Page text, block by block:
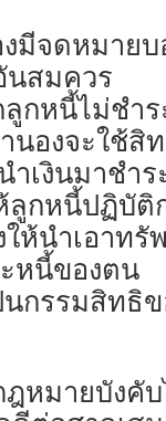
มายบอก
าอันสมคว
หนี้ไม่ชำร
นองจะใช้สิ
เงินมาชำ
ลูกหนี้ปฏิบั
นำเอาทรั
ะหนี้ของต
กรรมสิทธิข
บังคับไว้